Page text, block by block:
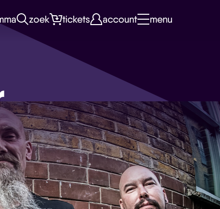
zoek tickets account menu